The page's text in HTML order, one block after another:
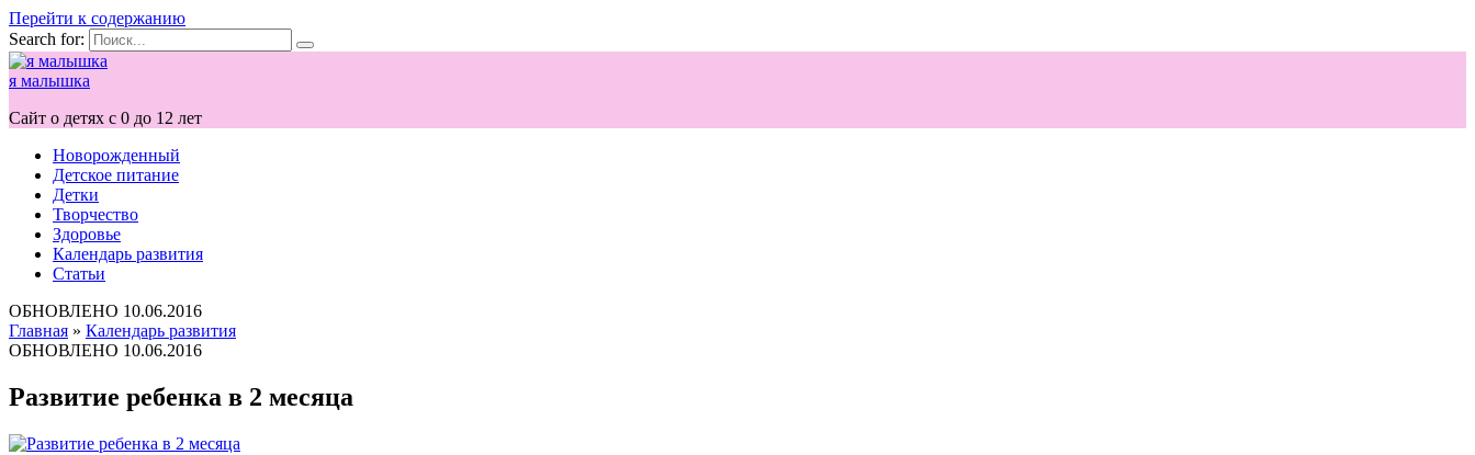
Перейти к содержанию
Search for:
я малышка
Сайт о детях с 0 до 12 лет
Новорожденный
Детское питание
Детки
Творчество
Здоровье
Календарь развития
Статьи
ОБНОВЛЕНО 10.06.2016
Главная » Календарь развития
ОБНОВЛЕНО 10.06.2016
Развитие ребенка в 2 месяца